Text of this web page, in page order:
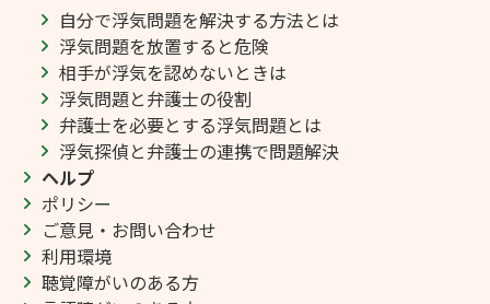
自分で浮気問題を解決する方法とは
浮気問題を放置すると危険
相手が浮気を認めないときは
浮気問題と弁護士の役割
弁護士を必要とする浮気問題とは
浮気探偵と弁護士の連携で問題解決
ヘルプ
ポリシー
ご意見・お問い合わせ
利用環境
聴覚障がいのある方